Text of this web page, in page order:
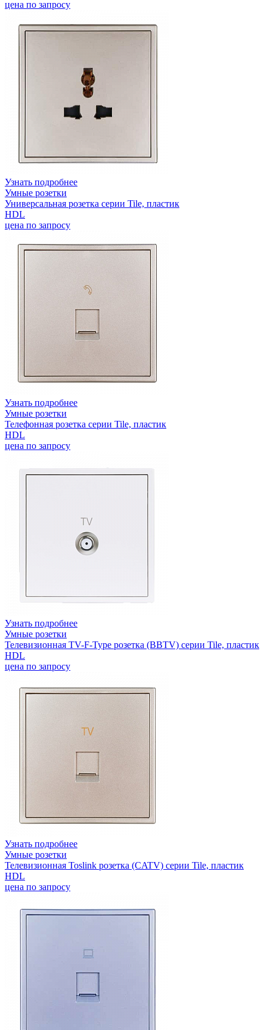
цена по запросу
Узнать подробнее
Умные розетки
Универсальная розетка серии Tile, пластик
HDL
цена по запросу
Узнать подробнее
Умные розетки
Телефонная розетка серии Tile, пластик
HDL
цена по запросу
Узнать подробнее
Умные розетки
Телевизионная TV-F-Type розетка (BBTV) серии Tile, пластик
HDL
цена по запросу
Узнать подробнее
Умные розетки
Телевизионная Toslink розетка (CATV) серии Tile, пластик
HDL
цена по запросу